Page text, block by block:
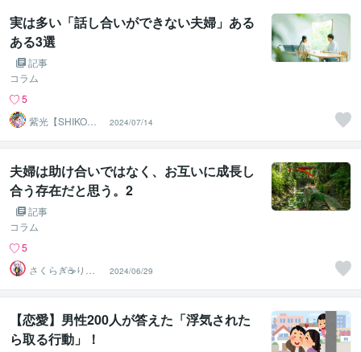
実は多い「話し合いができない夫婦」ある
ある3選
記事
コラム
5
紫光【SHIKO】
遠隔透視鑑定士
2024/07/14
夫婦は助け合いではなく、お互いに成長し
合う存在だと思う。2
記事
コラム
5
さくらぎ☕りょ
う⛎癒やし電話
相談サロン
2024/06/29
【恋愛】男性200人が答えた「浮気された
ら取る行動」！